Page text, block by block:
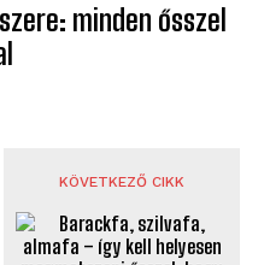
minden ősszel
KÖVETKEZŐ CIKK